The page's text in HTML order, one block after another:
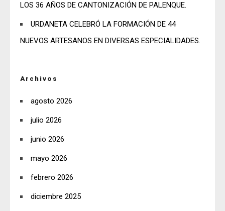
LOS 36 AÑOS DE CANTONIZACIÓN DE PALENQUE.
URDANETA CELEBRÓ LA FORMACIÓN DE 44
NUEVOS ARTESANOS EN DIVERSAS ESPECIALIDADES.
Archivos
agosto 2026
julio 2026
junio 2026
mayo 2026
febrero 2026
diciembre 2025